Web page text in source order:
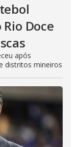
Doce
após
distritos mineiros